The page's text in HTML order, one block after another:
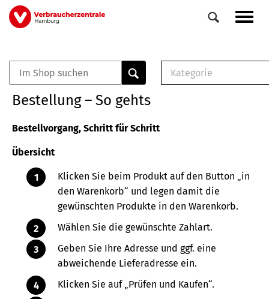
Direkt
zum
Veranstaltungen
0
Elemente
Kategorie
Buch
Bestellung – So gehts
Bestellvorgang, Schritt für Schritt
Übersicht
Klicken Sie beim Produkt auf den Button „in
den Warenkorb“ und legen damit die
gewünschten Produkte in den Warenkorb.
Wählen Sie die gewünschte Zahlart.
Geben Sie Ihre Adresse und ggf. eine
abweichende Lieferadresse ein.
Klicken Sie auf „Prüfen und Kaufen“.